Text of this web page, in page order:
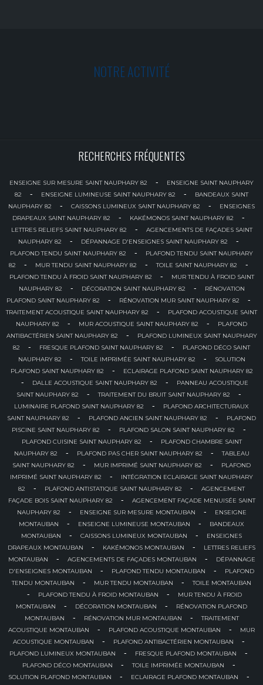
NOTRE ACTIVITÉ
RECHERCHES FRÉQUENTES
ENSEIGNE SUR MESURE SAINT NAUPHARY 82 -
ENSEIGNE SAINT NAUPHARY
82
- ENSEIGNE LUMINEUSE SAINT NAUPHARY 82 -
BANDEAUX SAINT
NAUPHARY 82
- CAISSONS LUMINEUX SAINT NAUPHARY 82 -
ENSEIGNES
DRAPEAUX SAINT NAUPHARY 82
- KAKÉMONOS SAINT NAUPHARY 82 -
LETTRES RELIEFS SAINT NAUPHARY 82 -
AGENCEMENTS DE FAÇADES SAINT
NAUPHARY 82
- DÉPANNAGE D'ENSEIGNES SAINT NAUPHARY 82 -
PLAFOND TENDU SAINT NAUPHARY 82 -
PLAFOND TENDU SAINT NAUPHARY
82
- MUR TENDU SAINT NAUPHARY 82 - TOILE SAINT NAUPHARY 82 -
PLAFOND TENDU À FROID SAINT NAUPHARY 82 -
MUR TENDU À FROID SAINT
NAUPHARY 82
- DÉCORATION SAINT NAUPHARY 82 -
RÉNOVATION
PLAFOND SAINT NAUPHARY 82
- RÉNOVATION MUR SAINT NAUPHARY 82 -
TRAITEMENT ACOUSTIQUE SAINT NAUPHARY 82 -
PLAFOND ACOUSTIQUE SAINT
NAUPHARY 82
- MUR ACOUSTIQUE SAINT NAUPHARY 82 -
PLAFOND
ANTIBACTÉRIEN SAINT NAUPHARY 82
-
PLAFOND LUMINEUX SAINT NAUPHARY
82
- FRESQUE PLAFOND SAINT NAUPHARY 82 -
PLAFOND DÉCO SAINT
NAUPHARY 82
- TOILE IMPRIMÉE SAINT NAUPHARY 82 -
SOLUTION
PLAFOND SAINT NAUPHARY 82
- ECLAIRAGE PLAFOND SAINT NAUPHARY 82
- DALLE ACOUSTIQUE SAINT NAUPHARY 82 -
PANNEAU ACOUSTIQUE
SAINT NAUPHARY 82
- TRAITEMENT DU BRUIT SAINT NAUPHARY 82 -
LUMINAIRE PLAFOND SAINT NAUPHARY 82 -
PLAFOND ARCHITECTURAUX
SAINT NAUPHARY 82
- PLAFOND ANCIEN SAINT NAUPHARY 82 -
PLAFOND
PISCINE SAINT NAUPHARY 82
- PLAFOND SALON SAINT NAUPHARY 82 -
PLAFOND CUISINE SAINT NAUPHARY 82 -
PLAFOND CHAMBRE SAINT
NAUPHARY 82
- PLAFOND PAS CHER SAINT NAUPHARY 82 -
TABLEAU
SAINT NAUPHARY 82
- MUR IMPRIMÉ SAINT NAUPHARY 82 -
PLAFOND
IMPRIMÉ SAINT NAUPHARY 82
-
INTÉGRATION ECLAIRAGE SAINT NAUPHARY
82
- PLAFOND ANTISTATIQUE SAINT NAUPHARY 82 -
AGENCEMENT
FAÇADE BOIS SAINT NAUPHARY 82
-
AGENCEMENT FAÇADE MENUISÉE SAINT
NAUPHARY 82
- ENSEIGNE SUR MESURE MONTAUBAN -
ENSEIGNE
MONTAUBAN
- ENSEIGNE LUMINEUSE MONTAUBAN -
BANDEAUX
MONTAUBAN
- CAISSONS LUMINEUX MONTAUBAN -
ENSEIGNES
DRAPEAUX MONTAUBAN
- KAKÉMONOS MONTAUBAN -
LETTRES RELIEFS
MONTAUBAN
- AGENCEMENTS DE FAÇADES MONTAUBAN -
DÉPANNAGE
D'ENSEIGNES MONTAUBAN
- PLAFOND TENDU MONTAUBAN -
PLAFOND
TENDU MONTAUBAN
- MUR TENDU MONTAUBAN - TOILE MONTAUBAN
- PLAFOND TENDU À FROID MONTAUBAN -
MUR TENDU À FROID
MONTAUBAN
- DÉCORATION MONTAUBAN -
RÉNOVATION PLAFOND
MONTAUBAN
- RÉNOVATION MUR MONTAUBAN -
TRAITEMENT
ACOUSTIQUE MONTAUBAN
- PLAFOND ACOUSTIQUE MONTAUBAN -
MUR
ACOUSTIQUE MONTAUBAN
- PLAFOND ANTIBACTÉRIEN MONTAUBAN -
PLAFOND LUMINEUX MONTAUBAN - FRESQUE PLAFOND MONTAUBAN -
PLAFOND DÉCO MONTAUBAN - TOILE IMPRIMÉE MONTAUBAN -
SOLUTION PLAFOND MONTAUBAN - ECLAIRAGE PLAFOND MONTAUBAN
-